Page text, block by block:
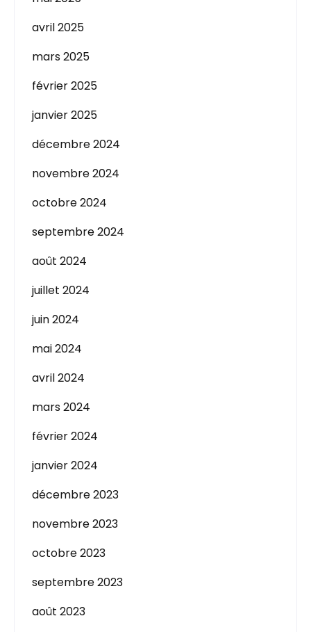
avril 2025
mars 2025
février 2025
janvier 2025
décembre 2024
novembre 2024
octobre 2024
septembre 2024
août 2024
juillet 2024
juin 2024
mai 2024
avril 2024
mars 2024
février 2024
janvier 2024
décembre 2023
novembre 2023
octobre 2023
septembre 2023
août 2023